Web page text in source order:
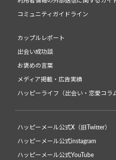
コミュニティガイドライン
カップルレポート
出会い成功談
お褒めの言葉
メディア掲載・広告実績
ハッピーライフ（出会い・恋愛コラ
ハッピーメール公式X（旧Twitter）
ハッピーメール公式instagram
ハッピーメール公式YouTube